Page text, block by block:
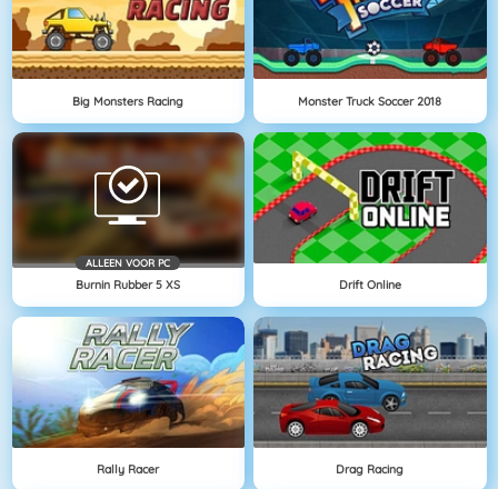
Big Monsters Racing Monster Truck Soccer 2018
ALLEEN VOOR PC
Burnin Rubber 5 XS Drift Online
Rally Racer Drag Racing